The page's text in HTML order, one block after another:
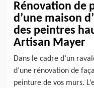
Rénovation de
d’une maison
des peintres
Artisan Mayer
Dans le cadre d’un
d’une rénovation de
peinture de vos murs.